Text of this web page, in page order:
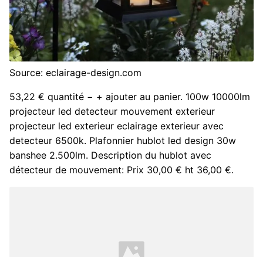
Source: eclairage-design.com
53,22 € quantité − + ajouter au panier. 100w 10000lm
projecteur led detecteur mouvement exterieur
projecteur led exterieur eclairage exterieur avec
detecteur 6500k. Plafonnier hublot led design 30w
banshee 2.500lm. Description du hublot avec
détecteur de mouvement: Prix 30,00 € ht 36,00 €.